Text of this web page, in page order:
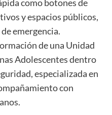
como botones de
y espacios públicos,
emergencia.
de una Unidad
Adolescentes dentro
especializada en
con